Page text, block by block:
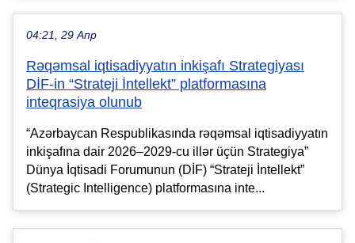
04:21, 29 Апр
Rəqəmsal iqtisadiyyatın inkişafı Strategiyası
DİF-in “Strateji İntellekt” platformasına
inteqrasiya olunub
“Azərbaycan Respublikasında rəqəmsal iqtisadiyyatın
inkişafına dair 2026–2029-cu illər üçün Strategiya”
Dünya İqtisadi Forumunun (DİF) “Strateji İntellekt”
(Strategic Intelligence) platformasına inte...